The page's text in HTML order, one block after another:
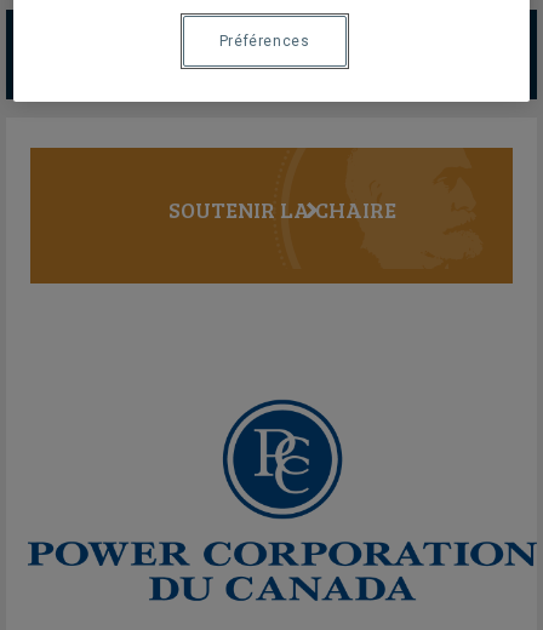
PARTENAIRES MAJEURS
Tous les partenaires
SOUTENIR LA CHAIRE
Préférences